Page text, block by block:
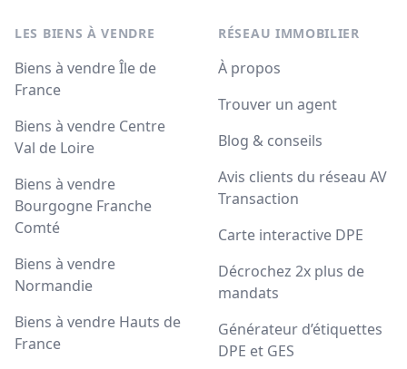
LES BIENS À VENDRE
Biens à vendre Île de
France
Biens à vendre Centre
Val de Loire
Biens à vendre
Bourgogne Franche
Comté
Biens à vendre
Normandie
Biens à vendre Hauts de
France
RÉSEAU IMMOBILIER
À propos
Trouver un agent
Blog & conseils
Avis clients du réseau AV
Transaction
Carte interactive DPE
Décrochez 2x plus de
mandats
Générateur d’étiquettes
DPE et GES